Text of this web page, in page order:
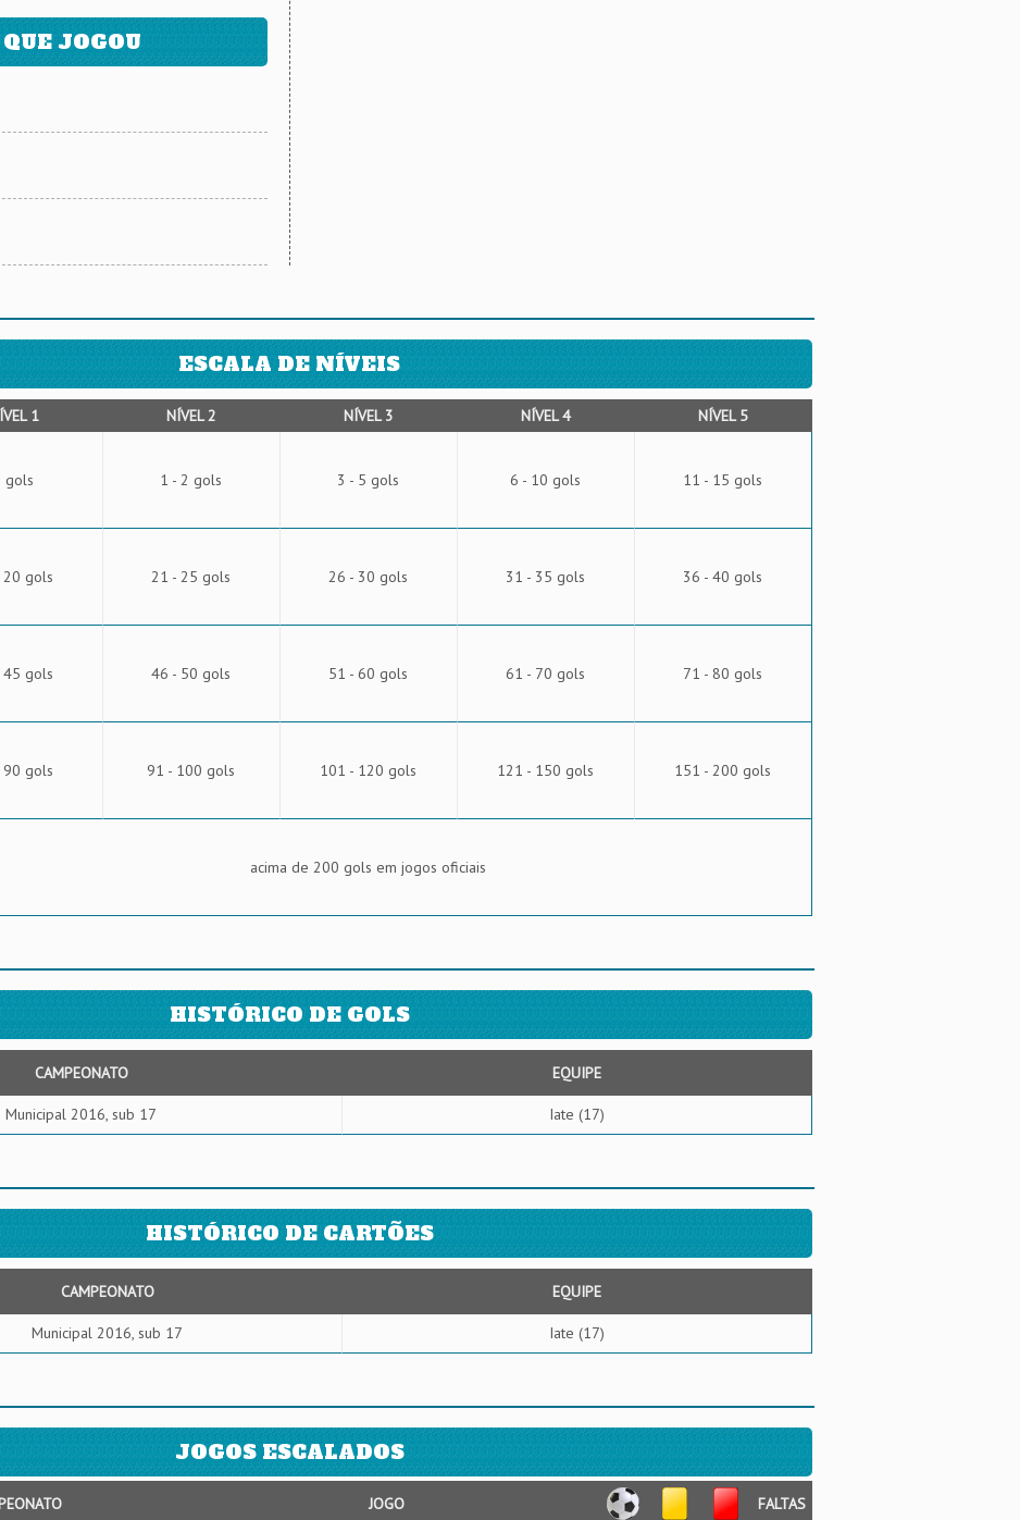
JOGOU
ESCALA DE NÍVEIS
1 NÍVEL 2 NÍVEL 3 NÍVEL 4 NÍVEL 5
gols 1 - 2 gols 3 - 5 gols 6 - 10 gols 11 - 15 gols
20 gols 21 - 25 gols 26 - 30 gols 31 - 35 gols 36 - 40 gols
45 gols 46 - 50 gols 51 - 60 gols 61 - 70 gols 71 - 80 gols
90 gols 91 - 100 gols 101 - 120 gols 121 - 150 gols 151 - 200 gols
acima de 200 gols em jogos oficiais
HISTÓRICO DE GOLS
CAMPEONATO EQUIPE
Municipal 2016, sub 17 Iate (17)
HISTÓRICO DE CARTÕES
CAMPEONATO EQUIPE
Municipal 2016, sub 17 Iate (17)
JOGOS ESCALADOS
JOGO FALTAS